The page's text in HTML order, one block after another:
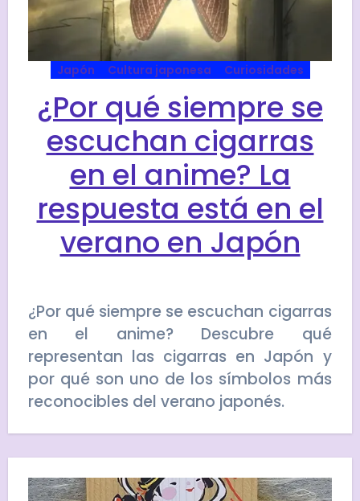
Japón Cultura japonesa Curiosidades
¿Por qué siempre se
escuchan cigarras
en el anime? La
respuesta está en el
verano en Japón
¿Por qué siempre se escuchan cigarras
en el anime? Descubre qué
representan las cigarras en Japón y
por qué son uno de los símbolos más
reconocibles del verano japonés.